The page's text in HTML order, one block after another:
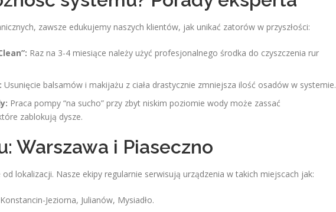
zawsze edukujemy naszych klientów, jak unikać zatorów w przyszłości:
Raz na 3-4 miesiące należy użyć profesjonalnego środka do czyszczenia rur
Usunięcie balsamów i makijażu z ciała drastycznie zmniejsza ilość osadów w systemie.
Praca pompy “na sucho” przy zbyt niskim poziomie wody może zassać
zablokują dysze.
Warszawa i Piaseczno
lokalizacji. Nasze ekipy regularnie serwisują urządzenia w takich miejscach jak:
Jeziorna, Julianów, Mysiadło.